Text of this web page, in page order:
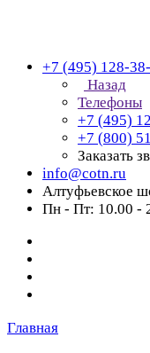
+7 (495) 128-
Назад
Телефоны
+7 (495)
+7 (800)
Заказать
info@cotn.ru
Алтуфьевское
Пн - Пт: 10.00 -
Главная